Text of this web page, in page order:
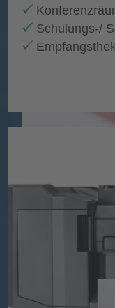
Schulungs-/